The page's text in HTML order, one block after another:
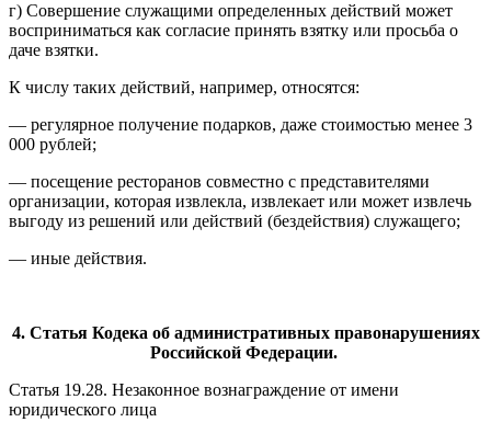
г) Совершение служащими определенных действий может
восприниматься как согласие принять взятку или просьба о
даче взятки.
К числу таких действий, например, относятся:
— регулярное получение подарков, даже стоимостью менее 3
000 рублей;
— посещение ресторанов совместно с представителями
организации, которая извлекла, извлекает или может извлечь
выгоду из решений или действий (бездействия) служащего;
— иные действия.
4. Статья Кодека об административных правонарушениях
Российской Федерации.
Статья 19.28. Незаконное вознаграждение от имени
юридического лица